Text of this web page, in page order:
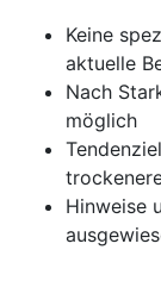
Keine
aktuelle
Nach
möglich
Hinweise